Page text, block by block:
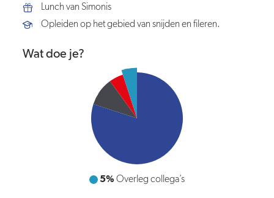
Lunch van Simonis
Opleiden op het gebied van snijden en fileren.
Wat doe je?
5% Overleg collega’s